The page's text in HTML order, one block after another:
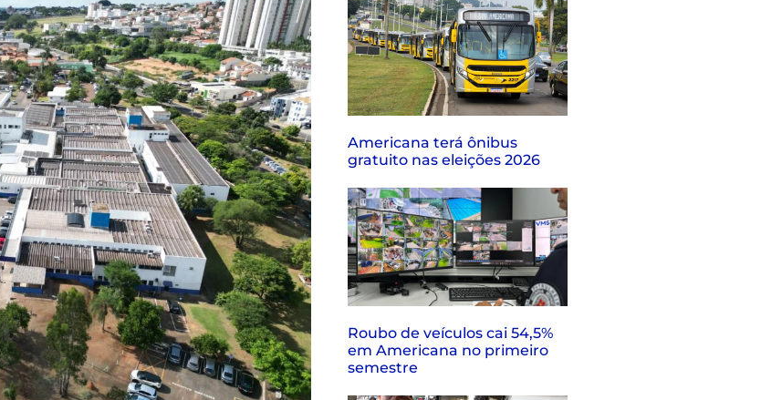
Americana terá ônibus
gratuito nas eleições 2026
Roubo de veículos cai 54,5%
em Americana no primeiro
semestre